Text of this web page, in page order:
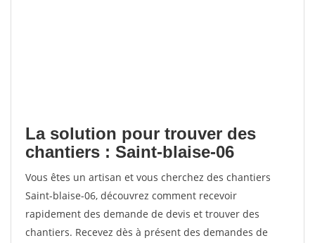
La solution pour trouver des
chantiers : Saint-blaise-06
Vous êtes un artisan et vous cherchez des chantiers
Saint-blaise-06, découvrez comment recevoir
rapidement des demande de devis et trouver des
chantiers. Recevez dès à présent des demandes de